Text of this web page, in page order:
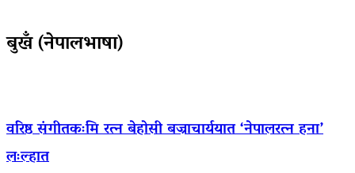
बुखँ (नेपालभाषा)
वरिष्ठ संगीतकःमि रत्न बेहोसी बज्राचार्ययात ‘नेपालरत्न हना’
लःल्हात